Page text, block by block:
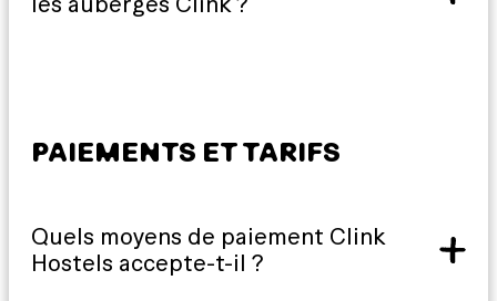
PAIEMENTS ET TARIFS
Quels moyens de paiement Clink
Hostels accepte-t-il ?